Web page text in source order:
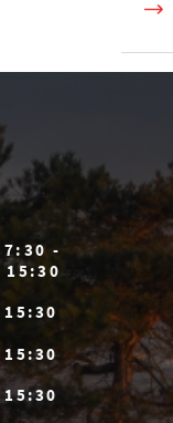
7:30 -
15:30